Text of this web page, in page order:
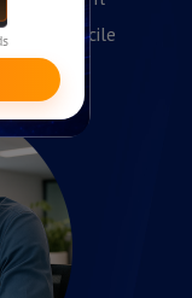
così facile